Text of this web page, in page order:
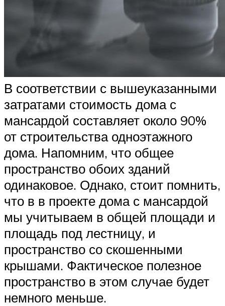
В соответствии с вышеуказанными
затратами стоимость дома с
мансардой составляет около 90%
от строительства одноэтажного
дома. Напомним, что общее
пространство обоих зданий
одинаковое. Однако, стоит помнить,
что в в проекте дома с мансардой
мы учитываем в общей площади и
площадь под лестницу, и
пространство со скошенными
крышами. Фактическое полезное
пространство в этом случае будет
немного меньше.